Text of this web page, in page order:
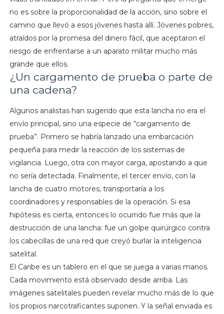
no es sobre la proporcionalidad de la acción, sino sobre el
camino que llevó a esos jóvenes hasta allí. Jóvenes pobres,
atraídos por la promesa del dinero fácil, que aceptaron el
riesgo de enfrentarse a un aparato militar mucho más
grande que ellos.
¿Un cargamento de prueba o parte de
una cadena?
Algunos analistas han sugerido que esta lancha no era el
envío principal, sino una especie de “cargamento de
prueba”. Primero se habría lanzado una embarcación
pequeña para medir la reacción de los sistemas de
vigilancia. Luego, otra con mayor carga, apostando a que
no sería detectada. Finalmente, el tercer envío, con la
lancha de cuatro motores, transportaría a los
coordinadores y responsables de la operación. Si esa
hipótesis es cierta, entonces lo ocurrido fue más que la
destrucción de una lancha: fue un golpe quirúrgico contra
los cabecillas de una red que creyó burlar la inteligencia
satelital.
El Caribe es un tablero en el que se juega a varias manos.
Cada movimiento está observado desde arriba. Las
imágenes satelitales pueden revelar mucho más de lo que
los propios narcotraficantes suponen. Y la señal enviada es